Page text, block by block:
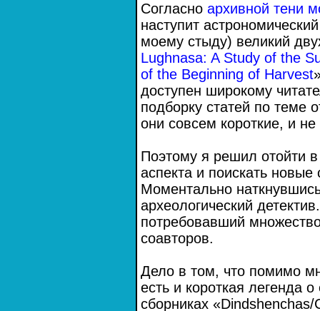
Согласно архивной тени
наступит
моему стыду) великий
Lughnasa: A Study of the
of the Beginning of Harvest
доступен широкому
подборку статей по теме
они совсем короткие, и
Поэтому я решил отойти в
аспекта и поискать новые
Моментально
археологический
потребовавший
соавторов.
Дело в том, что помимо
есть и короткая легенда
сборниках